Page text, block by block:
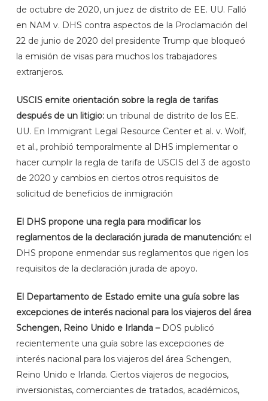
de octubre de 2020, un juez de distrito de EE. UU. Falló
en NAM v. DHS contra aspectos de la Proclamación del
22 de junio de 2020 del presidente Trump que bloqueó
la emisión de visas para muchos los trabajadores
extranjeros.
USCIS emite orientación sobre la regla de tarifas
después de un litigio:un tribunal de distrito de los EE.
UU. En Immigrant Legal Resource Center et al. v. Wolf,
et al., prohibió temporalmente al DHS implementar o
hacer cumplir la regla de tarifa de USCIS del 3 de agosto
de 2020 y cambios en ciertos otros requisitos de
solicitud de beneficios de inmigración
El DHS propone una regla para modificar los
reglamentos de la declaración jurada de manutención:el
DHS propone enmendar sus reglamentos que rigen los
requisitos de la declaración jurada de apoyo.
El Departamento de Estado emite una guía sobre las
excepciones de interés nacional para los viajeros del área
Schengen, Reino Unido e Irlanda –DOS publicó
recientemente una guía sobre las excepciones de
interés nacional para los viajeros del área Schengen,
Reino Unido e Irlanda. Ciertos viajeros de negocios,
inversionistas, comerciantes de tratados, académicos,